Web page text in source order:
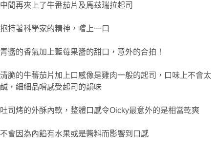
中間再夾上了牛番茄片及馬茲瑞拉起司
抱持著科學家的精神，嚐上一口
青醬的香氣加上藍莓果醬的甜口，意外的合拍！
清脆的牛蕃茄片加上口感像是雞肉一般的起司，口味上不會太
鹹，細細品嚐感受起司的韻味
吐司烤的外酥內軟，整體口感令Oicky最意外的是相當乾爽
不會因為內餡有水果或是醬料而影響到口感